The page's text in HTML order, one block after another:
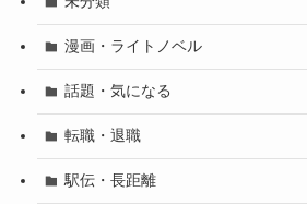
漫画・ライトノベル
話題・気になる
転職・退職
駅伝・長距離